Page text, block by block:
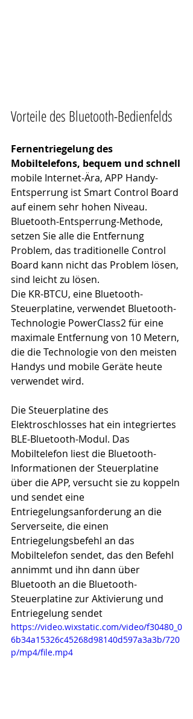
Vorteile des Bluetooth-Bedienfelds
Fernentriegelung des
Mobiltelefons, bequem und schnell
mobile Internet-Ära, APP Handy-
Entsperrung ist Smart Control Board
auf einem sehr hohen Niveau.
Bluetooth-Entsperrung-Methode,
setzen Sie alle die Entfernung
Problem, das traditionelle Control
Board kann nicht das Problem lösen,
sind leicht zu lösen.
Die KR-BTCU, eine Bluetooth-
Steuerplatine, verwendet Bluetooth-
Technologie PowerClass2 für eine
maximale Entfernung von 10 Metern,
die die Technologie von den meisten
Handys und mobile Geräte heute
verwendet wird.
Die Steuerplatine des
Elektroschlosses hat ein integriertes
BLE-Bluetooth-Modul. Das
Mobiltelefon liest die Bluetooth-
Informationen der Steuerplatine
über die APP, versucht sie zu koppeln
und sendet eine
Entriegelungsanforderung an die
Serverseite, die einen
Entriegelungsbefehl an das
Mobiltelefon sendet, das den Befehl
annimmt und ihn dann über
Bluetooth an die Bluetooth-
Steuerplatine zur Aktivierung und
Entriegelung sendet
https://video.wixstatic.com/video/f30480_0
6b34a15326c45268d98140d597a3a3b/720
p/mp4/file.mp4